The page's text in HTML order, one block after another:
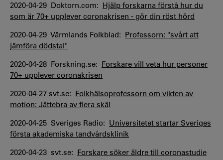
2020-04-29 Doktorn.com: Hjälp forskarna förstå hur du
som är 70+ upplever coronakrisen - gör din röst hörd
2020-04-29 Värmlands Folkblad: Professorn: "svårt att
jämföra dödstal"
2020-04-28 Forskning.se: Forskare vill veta hur personer
70+ upplever coronakrisen
2020-04-27 svt.se: Folkhälsoprofessorn om vikten av
motion: Jättebra av flera skäl
2020-04-25 Sveriges Radio: Universitetet startar Sveriges
första akademiska tandvårdsklinik
2020-04-23 svt.se: Forskare söker äldre till coronastudie